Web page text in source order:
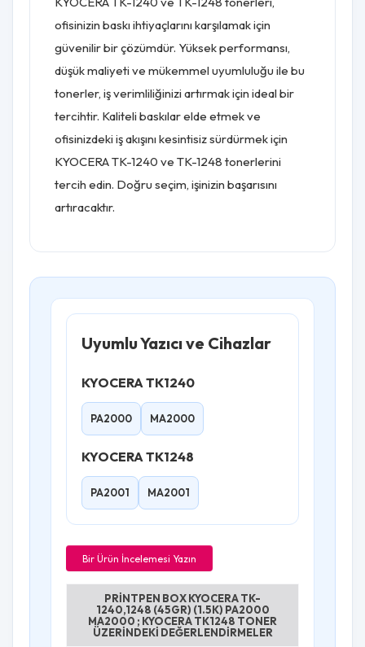
ofisinizin baskı ihtiyaçlarını karşılamak için
güvenilir bir çözümdür. Yüksek performansı,
düşük maliyeti ve mükemmel uyumluluğu ile bu
tonerler, iş verimliliğinizi artırmak için ideal bir
tercihtir. Kaliteli baskılar elde etmek ve
ofisinizdeki iş akışını kesintisiz sürdürmek için
KYOCERA TK-1240 ve TK-1248 tonerlerini
tercih edin. Doğru seçim, işinizin başarısını
artıracaktır.
Uyumlu Yazıcı ve Cihazlar
KYOCERA TK1240
PA2000 MA2000
KYOCERA TK1248
PA2001 MA2001
Bir Ürün İncelemesi Yazın
PRINTPEN BOX KYOCERA TK-
1240,1248 (45GR) (1.5K) PA2000
MA2000 ; KYOCERA TK1248 TONER
ÜZERINDEKI DEĞERLENDIRMELER